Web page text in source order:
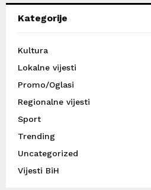
Kategorije
Kultura
Lokalne vijesti
Promo/Oglasi
Regionalne vijesti
Sport
Trending
Uncategorized
Vijesti BiH